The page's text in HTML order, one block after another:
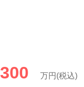
300 万円(税込)